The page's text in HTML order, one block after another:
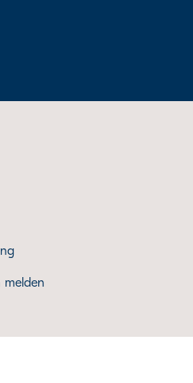
melden